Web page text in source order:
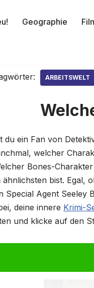
Geographie
ARBEITSWELT
du ein Fan von
welcher
Bones-
ähnlichsten bist. Egal,
Special Agent Seeley
deine innere Krimi-
und klicke auf den